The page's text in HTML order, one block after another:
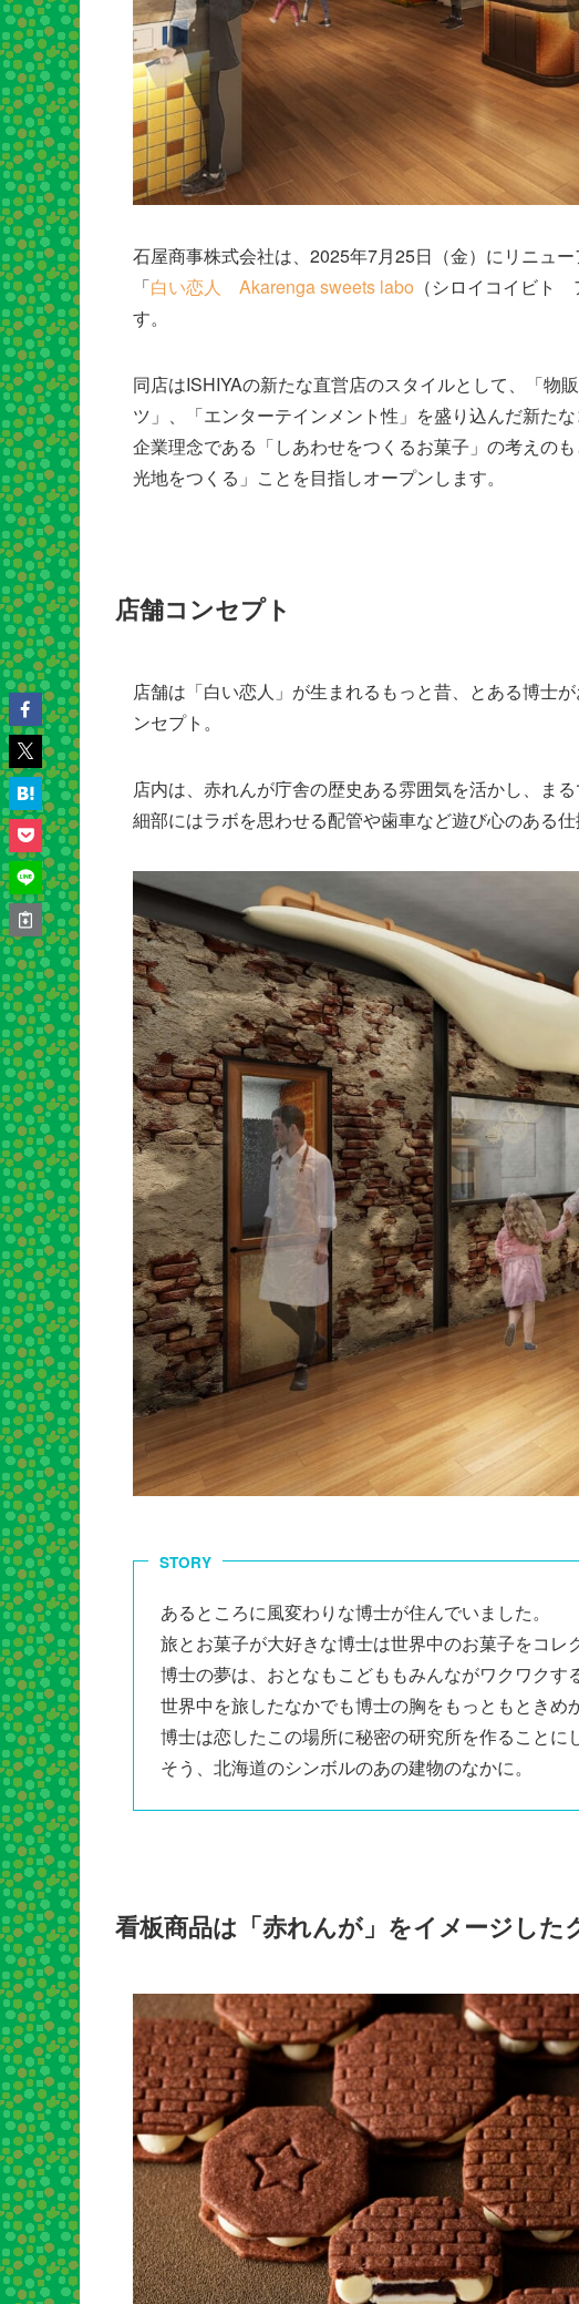
石屋商事株式会社は、2025年7月25日（金）にリニュ
「白い恋人 Akarenga sweets labo （シロイコイビト
す。
同店はISHIYAの新たな直営店のスタイルとして、「物
ツ」、「エンターテインメント性」を盛り込んだ新たな
企業理念である「しあわせをつくるお菓子」の考えの
光地をつくる」ことを目指しオープンします。
店舗コンセプト
店舗は「白い恋人」が生まれるもっと昔、とある博士
ンセプト。
店内は、赤れんが庁舎の歴史ある雰囲気を活かし、ま
細部にはラボを思わせる配管や歯車など遊び心のある仕
STORY
あるところに風変わりな博士が住んでいました。
旅とお菓子が大好きな博士は世界中のお菓子をコレ
博士の夢は、おとなもこどももみんながワクワクす
世界中を旅したなかでも博士の胸をもっともときめ
博士は恋したこの場所に秘密の研究所を作ることに
そう、北海道のシンボルのあの建物のなかに。
看板商品は「赤れんが」をイメージした